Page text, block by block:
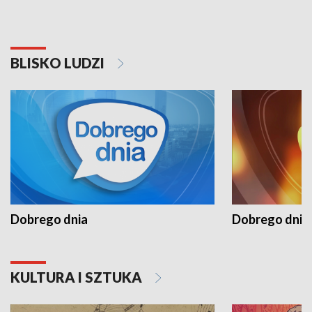
BLISKO LUDZI
Dobrego dnia Dobrego dnia
KULTURA I SZTUKA